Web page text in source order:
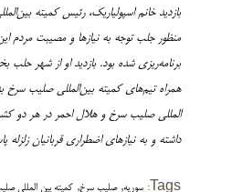
بازدید خانم اسپولیاریک، رئیس کمیته
منظور جلب توجه به نیازها و مصیبت مردم
برنامه‌­ریزی شده بود. بازدید او از شهر
المللی صلیب سرخ و هلال احمر در هر دو
داشته و به نیازهای اضطراری قربانیان زلزله
Tags: سوریه,صلیب سرخ, کمیته بین المللی